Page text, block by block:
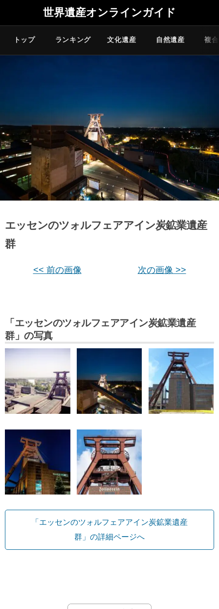
世界遺産オンラインガイド
トップ ランキング 文化遺産 自然遺産 複
エッセンのツォルフェアアイン炭鉱業遺産
群
<< 前の画像 次の画像 >>
「エッセンのツォルフェアアイン炭鉱業遺産
群」の写真
「エッセンのツォルフェアアイン炭鉱業遺産
群」の詳細ページへ